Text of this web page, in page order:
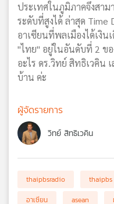
ประเทศในภูมิภาคจึงสาม
ระดับที่สูงได้ ล่าสุด Time
อาเซียนที่พลเมืองได้เงิ
"ไทย" อยู่ในอันดับที่ 2 ขอ
อะไร ดร.วิทย์ สิทธิเวคิน
บ้าน ค่ะ
ผู้จัดรายการ
วิทย์ สิทธิเวคิน
thaipbsradio thaipbs
อาเซียน
asean